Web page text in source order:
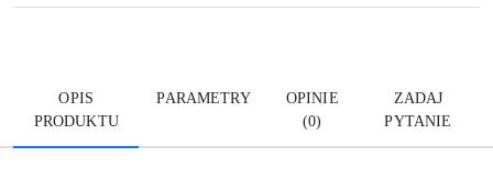
OPIS
PRODUKTU
PARAMETRY
OPINIE
(0)
ZADAJ
PYTANIE